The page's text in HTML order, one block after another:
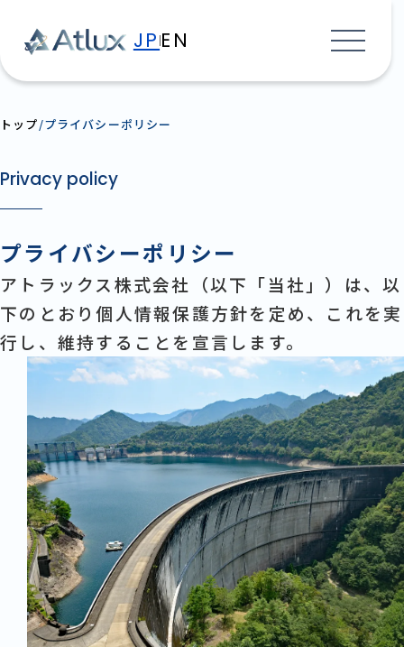
JPEN
トップ プライバシーポリシー
Privacy policy
プライバシーポリシー
アトラックス株式会社（以下「当社」）は、以
下のとおり個人情報保護方針を定め、これを実
行し、維持することを宣言します。